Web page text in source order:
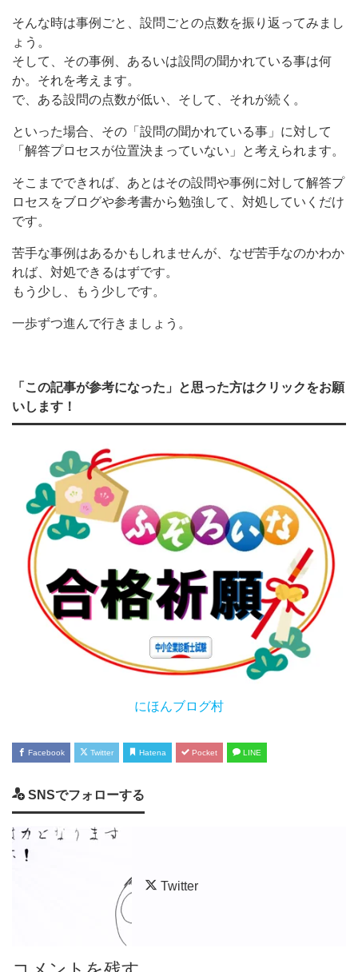
そんな時は事例ごと、設問ごとの点数を振り返ってみまし
ょう。
そして、その事例、あるいは設問の聞かれている事は何
か。それを考えます。
で、ある設問の点数が低い、そして、それが続く。
といった場合、その「設問の聞かれている事」に対して
「解答プロセスが位置決まっていない」と考えられます。
そこまでできれば、あとはその設問や事例に対して解答プ
ロセスをブログや参考書から勉強して、対処していくだけ
です。
苦手な事例はあるかもしれませんが、なぜ苦手なのかわか
れば、対処できるはずです。
もう少し、もう少しです。
一歩ずつ進んで行きましょう。
「この記事が参考になった」と思った方はクリックをお願
いします！
にほんブログ村
Facebook Twitter Hatena Pocket LINE
SNSでフォローする
Twitter